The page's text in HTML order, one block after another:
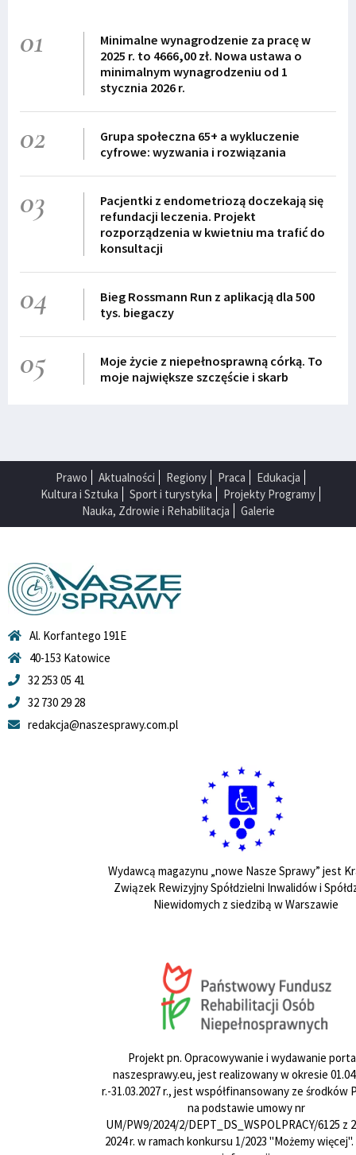
01
Minimalne wynagrodzenie za pracę w
2025 r. to 4666,00 zł. Nowa ustawa o
minimalnym wynagrodzeniu od 1
stycznia 2026 r.
02
Grupa społeczna 65+ a wykluczenie
cyfrowe: wyzwania i rozwiązania
03
Pacjentki z endometriozą doczekają się
refundacji leczenia. Projekt
rozporządzenia w kwietniu ma trafić do
konsultacji
04
Bieg Rossmann Run z aplikacją dla 500
tys. biegaczy
05
Moje życie z niepełnosprawną córką. To
moje największe szczęście i skarb
Prawo Aktualności Regiony Praca
Edukacja
Kultura i Sztuka
Sport i turystyka
Projekty Programy
Nauka, Zdrowie i Rehabilitacja
Galerie
Al. Korfantego 191E
40-153 Katowice
32 253 05 41
32 730 29 28
redakcja@naszesprawy.com.pl
Wydawcą magazynu „nowe Nasze Sprawy” jest
Związek Rewizyjny Spółdzielni Inwalidów i
Niewidomych z siedzibą w Warszawie
Projekt pn. Opracowywanie i wydawanie
naszesprawy.eu, jest realizowany w okresie
r.-31.03.2027 r., jest współfinansowany ze środków
na podstawie umowy nr
UM/PW9/2024/2/DEPT_DS_WSPOLPRACY/6125 z
2024 r. w ramach konkursu 1/2023 "Możemy więcej".